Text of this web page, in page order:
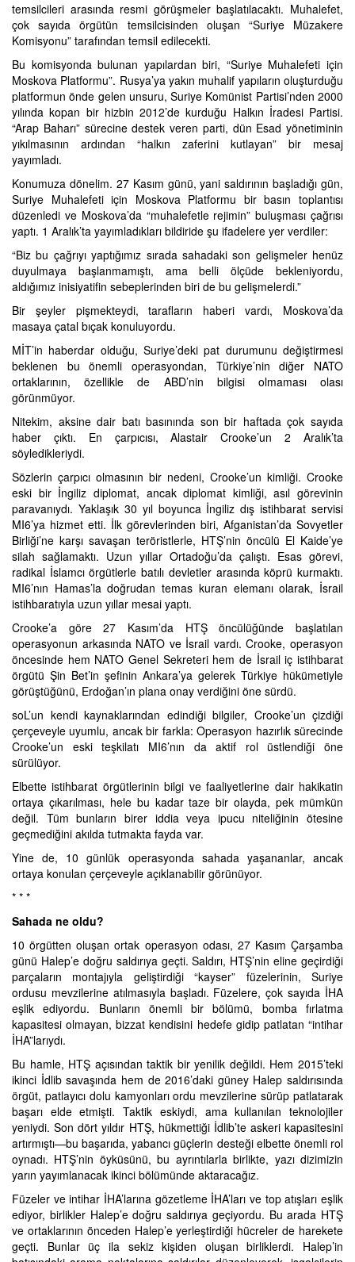
temsilcileri arasında resmi görüşmeler başlatılacaktı. Muhalefet,
çok sayıda örgütün temsilcisinden oluşan “Suriye Müzakere
Komisyonu” tarafından temsil edilecekti.
Bu komisyonda bulunan yapılardan biri, “Suriye Muhalefeti için
Moskova Platformu”. Rusya’ya yakın muhalif yapıların oluşturduğu
platformun önde gelen unsuru, Suriye Komünist Partisi’nden 2000
yılında kopan bir hizbin 2012’de kurduğu Halkın İradesi Partisi.
“Arap Baharı” sürecine destek veren parti, dün Esad yönetiminin
yıkılmasının ardından “halkın zaferini kutlayan” bir mesaj
yayımladı.
Konumuza dönelim. 27 Kasım günü, yani saldırının başladığı gün,
Suriye Muhalefeti için Moskova Platformu bir basın toplantısı
düzenledi ve Moskova’da “muhalefetle rejimin” buluşması çağrısı
yaptı. 1 Aralık’ta yayımladıkları bildiride şu ifadelere yer verdiler:
“Biz bu çağrıyı yaptığımız sırada sahadaki son gelişmeler henüz
duyulmaya başlanmamıştı, ama belli ölçüde bekleniyordu,
aldığımız inisiyatifin sebeplerinden biri de bu gelişmelerdi.”
Bir şeyler pişmekteydi, tarafların haberi vardı, Moskova’da
masaya çatal bıçak konuluyordu.
MİT’in haberdar olduğu, Suriye’deki pat durumunu değiştirmesi
beklenen bu önemli operasyondan, Türkiye’nin diğer NATO
ortaklarının, özellikle de ABD’nin bilgisi olmaması olası
görünmüyor.
Nitekim, aksine dair batı basınında son bir haftada çok sayıda
haber çıktı. En çarpıcısı, Alastair Crooke’un 2 Aralık’ta
söyledikleriydi.
Sözlerin çarpıcı olmasının bir nedeni, Crooke’un kimliği. Crooke
eski bir İngiliz diplomat, ancak diplomat kimliği, asıl görevinin
paravanıydı. Yaklaşık 30 yıl boyunca İngiliz dış istihbarat servisi
MI6’ya hizmet etti. İlk görevlerinden biri, Afganistan’da Sovyetler
Birliği’ne karşı savaşan teröristlerle, HTŞ’nin öncülü El Kaide’ye
silah sağlamaktı. Uzun yıllar Ortadoğu’da çalıştı. Esas görevi,
radikal İslamcı örgütlerle batılı devletler arasında köprü kurmaktı.
MI6’nın Hamas’la doğrudan temas kuran elemanı olarak, İsrail
istihbaratıyla uzun yıllar mesai yaptı.
Crooke’a göre 27 Kasım’da HTŞ öncülüğünde başlatılan
operasyonun arkasında NATO ve İsrail vardı. Crooke, operasyon
öncesinde hem NATO Genel Sekreteri hem de İsrail iç istihbarat
örgütü Şin Bet’in şefinin Ankara’ya gelerek Türkiye hükümetiyle
görüştüğünü, Erdoğan’ın plana onay verdiğini öne sürdü.
soL’un kendi kaynaklarından edindiği bilgiler, Crooke’un çizdiği
çerçeveyle uyumlu, ancak bir farkla: Operasyon hazırlık sürecinde
Crooke’un eski teşkilatı MI6’nın da aktif rol üstlendiği öne
sürülüyor.
Elbette istihbarat örgütlerinin bilgi ve faaliyetlerine dair hakikatin
ortaya çıkarılması, hele bu kadar taze bir olayda, pek mümkün
değil. Tüm bunların birer iddia veya ipucu niteliğinin ötesine
geçmediğini akılda tutmakta fayda var.
Yine de, 10 günlük operasyonda sahada yaşananlar, ancak
ortaya konulan çerçeveyle açıklanabilir görünüyor.
* * *
Sahada ne oldu?
10 örgütten oluşan ortak operasyon odası, 27 Kasım Çarşamba
günü Halep’e doğru saldırıya geçti. Saldırı, HTŞ’nin eline geçirdiği
parçaların montajıyla geliştirdiği “kayser” füzelerinin, Suriye
ordusu mevzilerine atılmasıyla başladı. Füzelere, çok sayıda İHA
eşlik ediyordu. Bunların önemli bir bölümü, bomba fırlatma
kapasitesi olmayan, bizzat kendisini hedefe gidip patlatan “intihar
İHA”larıydı.
Bu hamle, HTŞ açısından taktik bir yenilik değildi. Hem 2015’teki
ikinci İdlib savaşında hem de 2016’daki güney Halep saldırısında
örgüt, patlayıcı dolu kamyonları ordu mevzilerine sürüp patlatarak
başarı elde etmişti. Taktik eskiydi, ama kullanılan teknolojiler
yeniydi. Son dört yıldır HTŞ, hükmettiği İdlib’te askeri kapasitesini
artırmıştı—bu başarıda, yabancı güçlerin desteği elbette önemli rol
oynadı. HTŞ’nin öyküsünü, bu ayrıntılarla birlikte, yazı dizimizin
yarın yayımlanacak ikinci bölümünde aktaracağız.
Füzeler ve intihar İHA’larına gözetleme İHA’ları ve top atışları eşlik
ediyor, birlikler Halep’e doğru saldırıya geçiyordu. Bu arada HTŞ
ve ortaklarının önceden Halep’e yerleştirdiği hücreler de harekete
geçti. Bunlar üç ila sekiz kişiden oluşan birliklerdi. Halep’in